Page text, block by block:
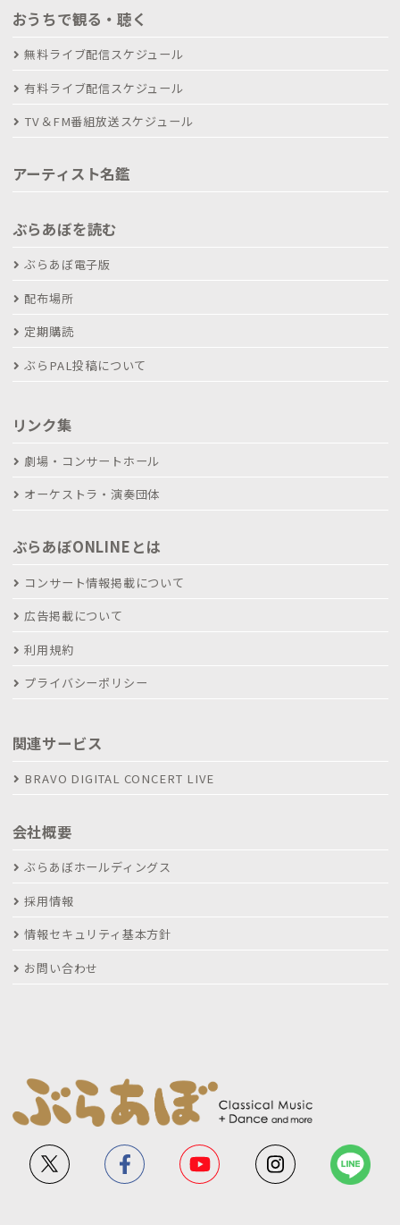
おうちで観る・聴く
無料ライブ配信スケジュール
有料ライブ配信スケジュール
TV＆FM番組放送スケジュール
アーティスト名鑑
ぶらあぼを読む
ぶらあぼ電子版
配布場所
定期購読
ぶらPAL投稿について
リンク集
劇場・コンサートホール
オーケストラ・演奏団体
ぶらあぼONLINEとは
コンサート情報掲載について
広告掲載について
利用規約
プライバシーポリシー
関連サービス
BRAVO DIGITAL CONCERT LIVE
会社概要
ぶらあぼホールディングス
採用情報
情報セキュリティ基本方針
お問い合わせ